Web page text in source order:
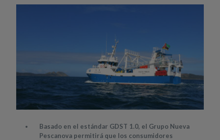
Basado en el estándar GDST 1.0, el Grupo Nueva
Pescanova permitirá que los consumidores